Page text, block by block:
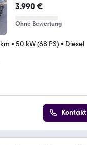
3.990 €
Ohne Bewertung
• 50 kW (68 PS) • Diesel
Kontakt